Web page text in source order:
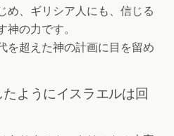
、ギリシア人にも、信じる
の力です。
超えた神の計画に目を留め
ようにイスラエルは回